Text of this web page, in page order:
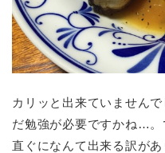
カリッと出来ていません
だ勉強が必要ですかね…。
直ぐになんて出来る訳が